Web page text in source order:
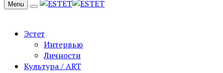
Menu
Эстет
Интервью
Личности
Культура / ART